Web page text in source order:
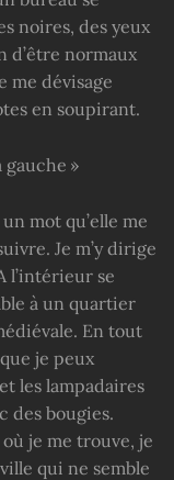
noires, des yeux
d’être normaux
me dévisage
en soupirant.
»
mot qu’elle me
Je m’y dirige
l’intérieur se
à un quartier
En tout
je peux
les lampadaires
des bougies.
je me trouve, je
qui ne semble